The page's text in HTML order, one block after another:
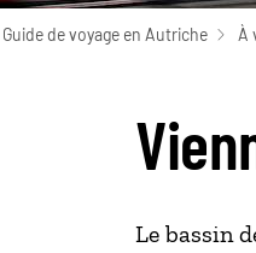
Guide de voyage en Autriche À
Le bassin